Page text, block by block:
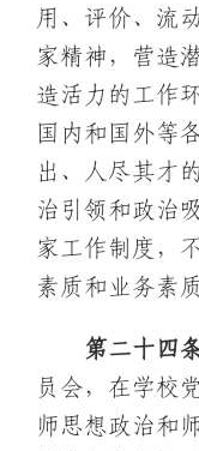
用、评价、流
家精神，营造
造活力的工作
国内和国外等
出、人尽其才
治引领和政治
家工作制度，
素质和业务素质
第二十 四
员会，在学校
师思想政治和